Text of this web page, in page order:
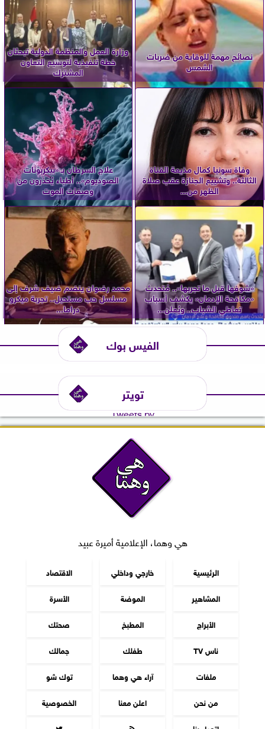
نصائح مهمة للوقاية من ضربات
الشمس
وزارة العمل والمنظمة الدولية تبحثان
خطة تنفيذية لتوسيع التعاون
المشترك
وفاة سونيا كمال مذيعة القناة
الثالثة.. وتشييع الجنازة عقب صلاة
الظهر من...
علاج السرطان بـ «بيكربونات
الصوديوم».. أطباء يُحذّرون من
وصفات الموت
«شوفها قبل ما تجربها».. مُتحدث
«مكافحة الإدمان» يكشف أسباب
تعاطي الشباب.. ويُعلن...
محمد رضوان ينضم ضيف شرف إلى
مسلسل حب مستحيل.. تجربة ميكرو
دراما...
الفيس بوك
تويتر
Tweets by
هي وهما، الإعلامية أميرة عبيد
الرئيسية خارجي وداخلي
الاقتصاد
المشاهير
الموضة
الأسرة
الأبراج
المطبخ
صحتك
ناس TV
طفلك
جمالك
ملفات
آراء هي وهما
توك شو
من نحن
اعلن معنا
الخصوصية